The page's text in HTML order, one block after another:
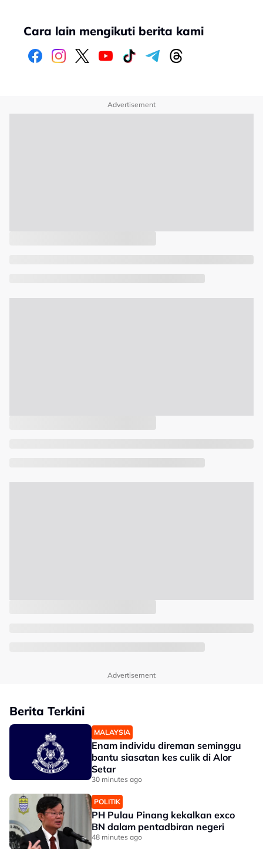
Cara lain mengikuti berita kami
Advertisement
Advertisement
Berita Terkini
MALAYSIA
Enam individu direman seminggu
bantu siasatan kes culik di Alor
Setar
30 minutes ago
POLITIK
PH Pulau Pinang kekalkan exco
BN dalam pentadbiran negeri
48 minutes ago